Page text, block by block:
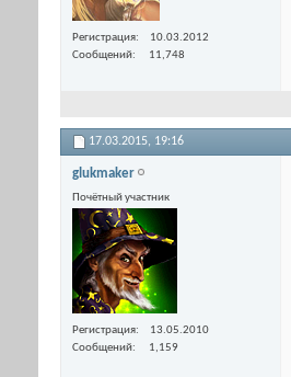
Регистрация
10.03.2012
Сообщений
11,748
17.03.2015, 19:16
glukmaker
Почётный участник
Регистрация
13.05.2010
Сообщений
1,159